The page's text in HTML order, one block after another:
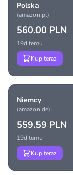
Polska
(amazon.pl)
560.00 PLN
19d temu
Kup teraz
Niemcy
(amazon.de)
559.59 PLN
19d temu
Kup teraz